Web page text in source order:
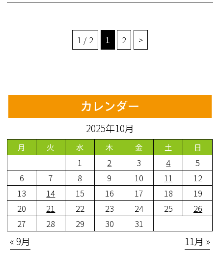
1 / 2 1 2 >
カレンダー
2025年10月
月 火 水 木 金 土 日
1 2 3 4
5
6
7 8 9 10 11
12
13
14 15 16 17 18
19
20
21 22 23 24 25
26
27
28 29 30 31
« 9月 11月 »